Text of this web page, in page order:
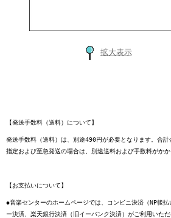
拡大表示
【発送手数料（送料）について】
発送手数料（送料）は、別途490円が必要となります。合
指定および至急発送の場合は、別途送料および手数料がかか
【お支払いについて】
◆音楽センターのホームページでは、コンビニ決済（NP後
ー決済、楽天銀行決済（旧イーバンク決済）がご利用いただ